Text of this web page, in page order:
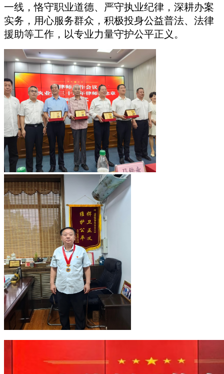
一线，恪守职业道德、严守执业纪律，深耕办案
实务，用心服务群众，积极投身公益普法、法律
援助等工作，以专业力量守护公平正义。